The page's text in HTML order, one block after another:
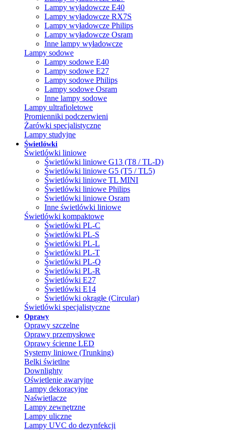
Lampy wyładowcze E40
Lampy wyładowcze RX7S
Lampy wyładowcze Philips
Lampy wyładowcze Osram
Inne lampy wyładowcze
Lampy sodowe
Lampy sodowe E40
Lampy sodowe E27
Lampy sodowe Philips
Lampy sodowe Osram
Inne lampy sodowe
Lampy ultrafioletowe
Promienniki podczerwieni
Żarówki specjalistyczne
Lampy studyjne
Świetlówki
Świetlówki liniowe
Świetlówki liniowe G13 (T8 / TL-D)
Świetlówki liniowe G5 (T5 / TL5)
Świetlówki liniowe TL MINI
Świetlówki liniowe Philips
Świetlówki liniowe Osram
Inne świetlówki liniowe
Świetlówki kompaktowe
Świetlówki PL-C
Świetlówki PL-S
Świetlówki PL-L
Świetlówki PL-T
Świetlówki PL-Q
Świetlówki PL-R
Świetlówki E27
Świetlówki E14
Świetlówki okrągłe (Circular)
Świetlówki specjalistyczne
Oprawy
Oprawy szczelne
Oprawy przemysłowe
Oprawy ścienne LED
Systemy liniowe (Trunking)
Belki świetlne
Downlighty
Oświetlenie awaryjne
Lampy dekoracyjne
Naświetlacze
Lampy zewnętrzne
Lampy uliczne
Lampy UVC do dezynfekcji